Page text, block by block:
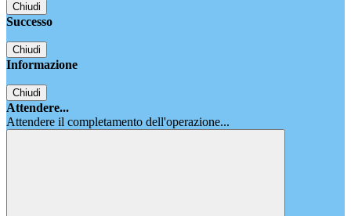
Chiudi
Successo
Chiudi
Informazione
Chiudi
Attendere...
Attendere il completamento dell'operazione...